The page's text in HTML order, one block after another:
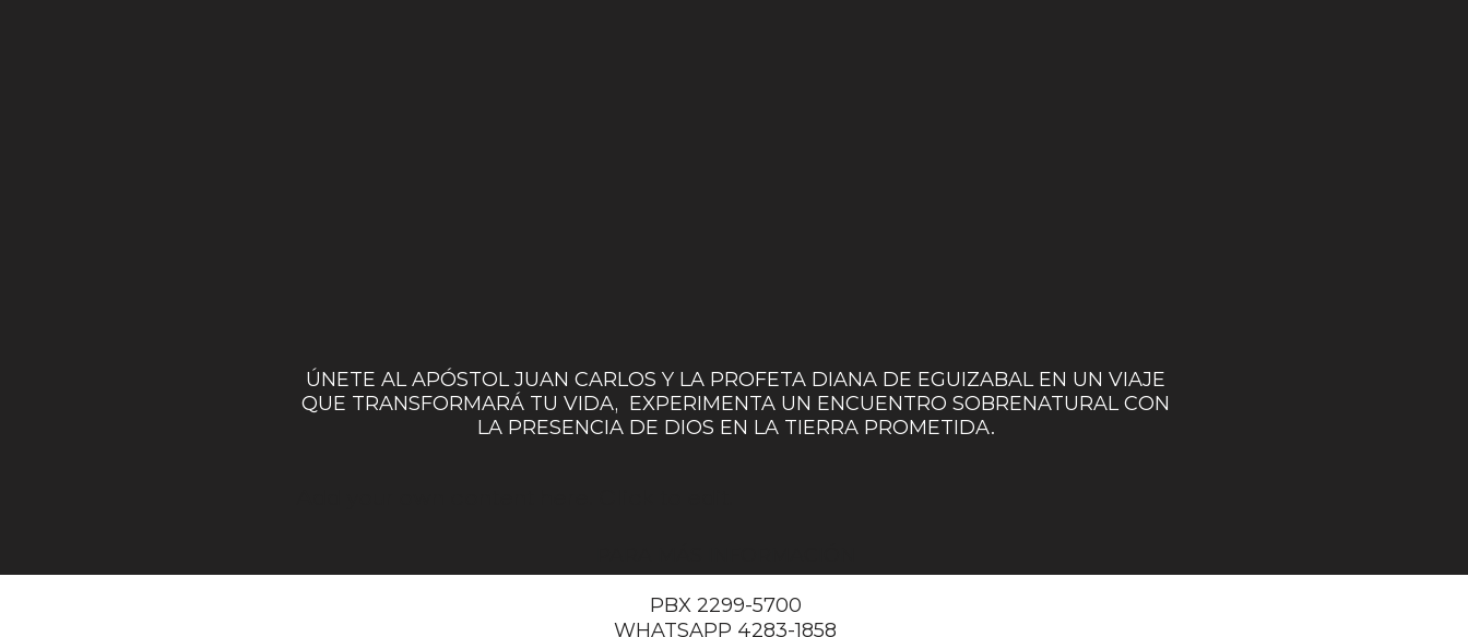
ÚNETE AL APÓSTOL JUAN CARLOS Y LA PROFETA DIANA DE EGUIZABAL EN UN VIAJE
QUE TRANSFORMARÁ TU VIDA, EXPERIMENTA UN ENCUENTRO SOBRENATURAL CON
LA PRESENCIA DE DIOS EN LA TIERRA PROMETIDA.
PBX 2299-5700
WHATSAPP 4283-1858